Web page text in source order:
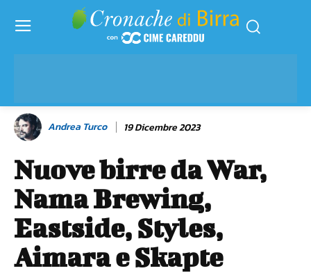
Andrea Turco 19 Dicembre 2023
Nuove birre da War,
Nama Brewing,
Eastside, Styles,
Aimara e Skapte